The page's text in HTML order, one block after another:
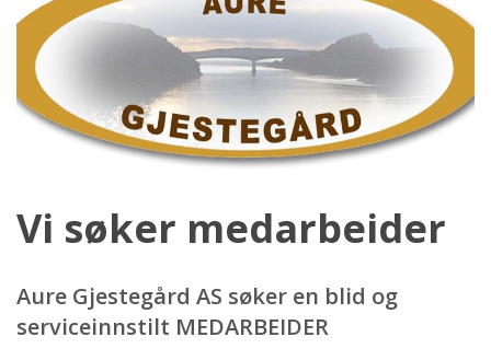
Vi søker medarbeider
Aure Gjestegård AS søker en blid og
serviceinnstilt MEDARBEIDER